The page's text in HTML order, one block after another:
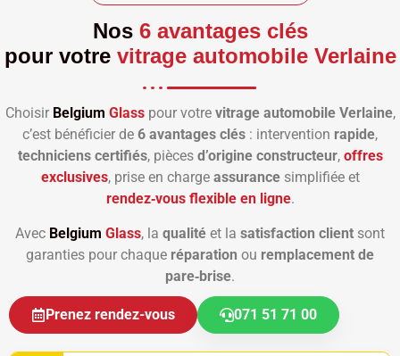
Nos 6 avantages clés
pour votre vitrage automobile Verlaine
Choisir Belgium Glasspour votre vitrage automobile Verlaine,
c’est bénéficier de 6 avantages clés : intervention rapide,
techniciens certifiés, pièces d’origine constructeur, offres
exclusives, prise en charge assurancesimplifiée et
rendez‑vous flexible en ligne.
Avec Belgium Glass, la qualité et la satisfaction client sont
garanties pour chaque réparation ou remplacement de
pare‑brise.
Prenez rendez-vous 071 51 71 00